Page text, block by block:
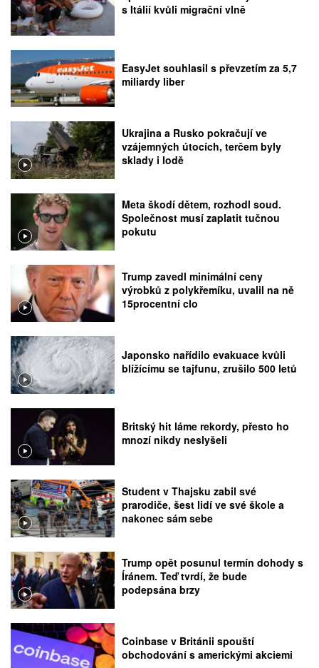
s Itálií kvůli migrační vlně
EasyJet souhlasil s převzetím za 5,7
miliardy liber
Ukrajina a Rusko pokračují ve
vzájemných útocích, terčem byly
sklady i lodě
Meta škodí dětem, rozhodl soud.
Společnost musí zaplatit tučnou
pokutu
Trump zavedl minimální ceny
výrobků z polykřemíku, uvalil na ně
15procentní clo
Japonsko nařídilo evakuace kvůli
blížícímu se tajfunu, zrušilo 500 letů
Britský hit láme rekordy, přesto ho
mnozí nikdy neslyšeli
Student v Thajsku zabil své
prarodiče, šest lidí ve své škole a
nakonec sám sebe
Trump opět posunul termín dohody s
Íránem. Teď tvrdí, že bude
podepsána brzy
Coinbase v Británii spouští
obchodování s americkými akciemi